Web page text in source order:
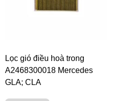
Lọc gió điều hoà trong
A2468300018 Mercedes
GLA; CLA